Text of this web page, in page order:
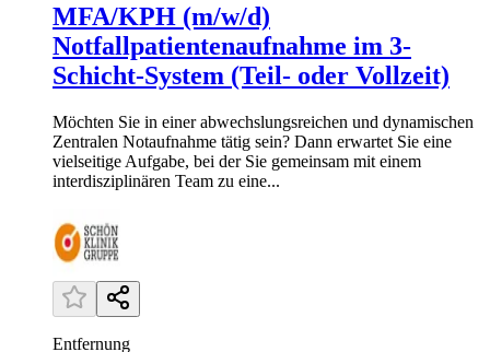
MFA/KPH (m/w/d)
Notfallpatientenaufnahme im 3-
Schicht-System (Teil- oder Vollzeit)
Möchten Sie in einer abwechslungsreichen und dynamischen
Zentralen Notaufnahme tätig sein? Dann erwartet Sie eine
vielseitige Aufgabe, bei der Sie gemeinsam mit einem
interdisziplinären Team zu eine...
Entfernung